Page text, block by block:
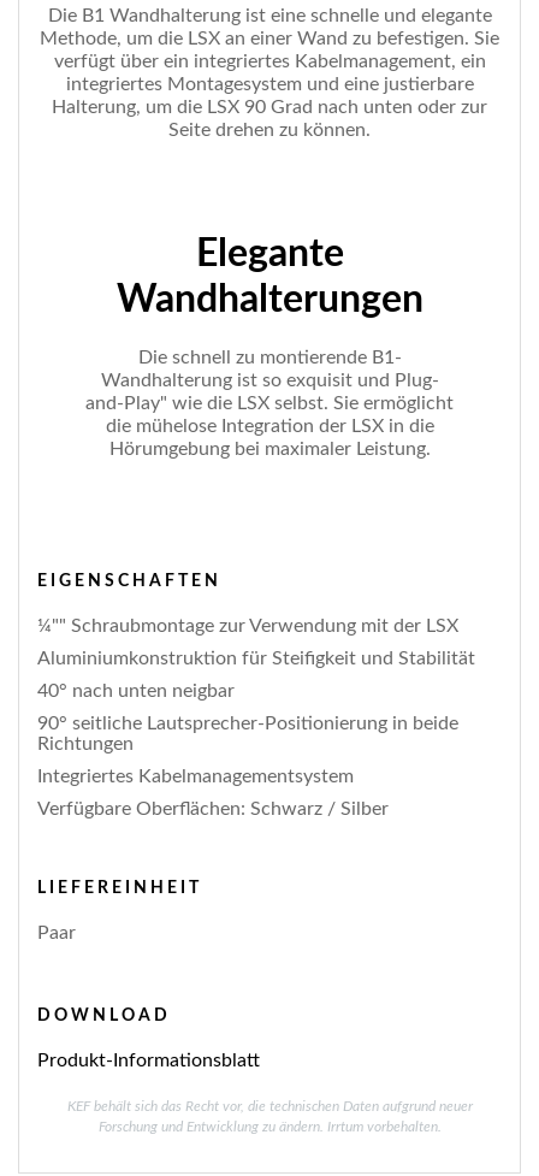
Die B1 Wandhalterung ist eine schnelle und elegante
Methode, um die LSX an einer Wand zu befestigen. Sie
verfügt über ein integriertes Kabelmanagement, ein
integriertes Montagesystem und eine justierbare
Halterung, um die LSX 90 Grad nach unten oder zur
Seite drehen zu können.
Elegante
Wandhalterungen
Die schnell zu montierende B1-
Wandhalterung ist so exquisit und Plug-
and-Play" wie die LSX selbst. Sie ermöglicht
die mühelose Integration der LSX in die
Hörumgebung bei maximaler Leistung.
EIGENSCHAFTEN
¼"" Schraubmontage zur Verwendung mit der LSX
Aluminiumkonstruktion für Steifigkeit und Stabilität
40° nach unten neigbar
90° seitliche Lautsprecher-Positionierung in beide
Richtungen
Integriertes Kabelmanagementsystem
Verfügbare Oberflächen: Schwarz / Silber
LIEFEREINHEIT
Paar
DOWNLOAD
Produkt-Informationsblatt
KEF behält sich das Recht vor, die technischen Daten aufgrund neuer
Forschung und Entwicklung zu ändern. Irrtum vorbehalten.